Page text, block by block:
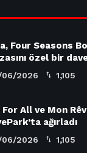
Four Seasons
özel bir
2026 1,105
For All ve Mon
ağırladı
2026 1,105